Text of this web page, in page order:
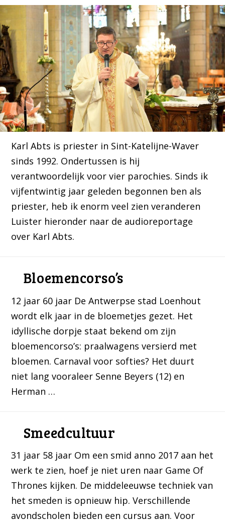
Karl Abts is priester in Sint-Katelijne-Waver
sinds 1992. Ondertussen is hij
verantwoordelijk voor vier parochies. Sinds ik
vijfentwintig jaar geleden begonnen ben als
priester, heb ik enorm veel zien veranderen
Luister hieronder naar de audioreportage
over Karl Abts.
Bloemencorso’s
12 jaar 60 jaar De Antwerpse stad Loenhout
wordt elk jaar in de bloemetjes gezet. Het
idyllische dorpje staat bekend om zijn
bloemencorso’s: praalwagens versierd met
bloemen. Carnaval voor softies? Het duurt
niet lang vooraleer Senne Beyers (12) en
Herman …
Smeedcultuur
31 jaar 58 jaar Om een smid anno 2017 aan het
werk te zien, hoef je niet uren naar Game Of
Thrones kijken. De middeleeuwse techniek van
het smeden is opnieuw hip. Verschillende
avondscholen bieden een cursus aan. Voor